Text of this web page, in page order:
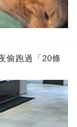
偷跑過「20條